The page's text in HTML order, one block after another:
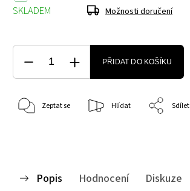
SKLADEM
Možnosti doručení
PŘIDAT DO KOŠÍKU
Zeptat se Hlídat Sdílet
Popis Hodnocení Diskuze